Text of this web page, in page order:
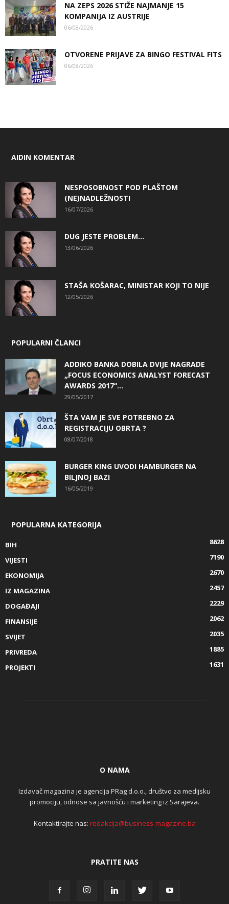
NA ZEPS 2026 STIŽE NAJMANJE 15
KOMPANIJA IZ AUSTRIJE
06/08/2026
OTVORENE PRIJAVE ZA BINGO FESTIVAL FITS
06/08/2026
AIDIN KOMENTAR
NESPOSOBNOST POD PLAŠTOM
(NE)NADLEŽNOSTI
16/07/2026
DUG JESTE PROBLEM…
13/06/2026
STAŠA KOŠARAC, MINISTAR KOJI TO NIJE
12/05/2026
POPULARNI ČLANCI
ADDIKO BANKA DOBILA DVIJE NAGRADE
„FOCUS ECONOMICS ANALYST FORECAST
AWARDS 2017“...
29/05/2017
ŠTA VAM JE SVE POTREBNO ZA
REGISTRACIJU OBRTA ?
08/07/2018
BURGER KING UVODI HAMBURGER NA
BILJNOJ BAZI
16/05/2019
POPULARNA KATEGORIJA
BIH
8628
VIJESTI
7190
EKONOMIJA
2670
IZ MAGAZINA
2457
DOGAĐAJI
2229
FINANSIJE
2062
SVIJET
2035
PRIVREDA
1885
PROJEKTI
1631
O NAMA
Izdavač magazina je agencija PRag d.o.o., društvo za medijsku
promociju, odnose sa javnošću i marketing iz Sarajeva.
Kontaktirajte nas: redakcija@business-magazine.ba
PRATITE NAS